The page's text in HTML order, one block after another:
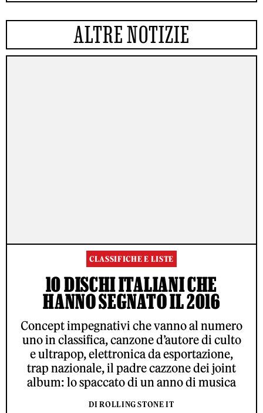
ALTRE NOTIZIE
CLASSIFICHE E LISTE
10 DISCHI ITALIANI CHE
HANNO SEGNATO IL 2016
Concept impegnativi che vanno al numero
uno in classifica, canzone d’autore di culto
e ultrapop, elettronica da esportazione,
trap nazionale, il padre cazzone dei joint
album: lo spaccato di un anno di musica
DI ROLLING STONE IT